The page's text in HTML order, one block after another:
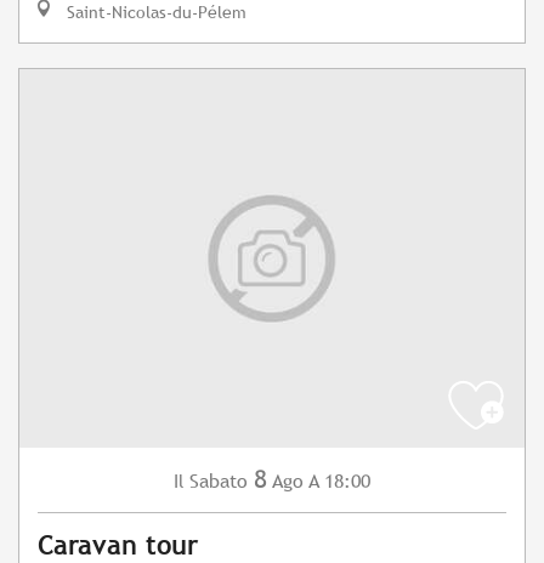
Saint-Nicolas-du-Pélem
Il Sabato 8 Ago A 18:00
Caravan tour